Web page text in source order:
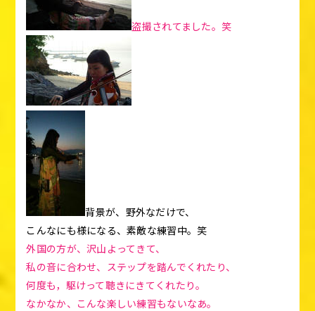
盗撮されてました。笑
背景が、野外なだけで、
こんなにも様になる、素敵な練習中。笑
外国の方が、沢山よってきて、
私の音に合わせ、ステップを踏んでくれたり、
何度も，駆けって聴きにきてくれたり。
なかなか、こんな楽しい練習もないなあ。